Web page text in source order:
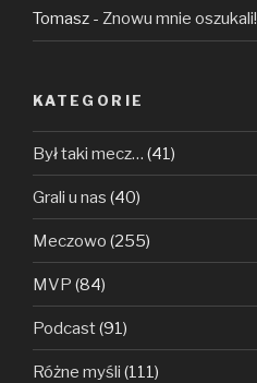
Tomasz - Znowu mnie oszukali!
KATEGORIE
Był taki mecz… (41)
Grali u nas (40)
Meczowo (255)
MVP (84)
Podcast(91)
Różne myśli (111)